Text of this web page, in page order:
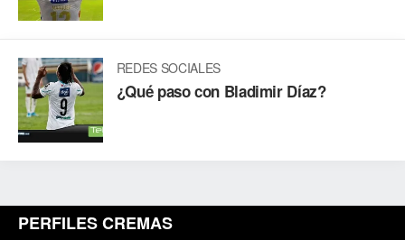
REDES SOCIALES
¿Qué paso con Bladimir Díaz?
PERFILES CREMAS